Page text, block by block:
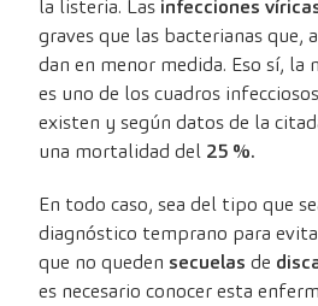
la listeria. Las infecciones
graves que las bacterianas que,
dan en menor medida. Eso sí,
es uno de los cuadros
existen y según datos de la
una mortalidad del 25 %.
En todo caso, sea del tipo que
diagnóstico temprano para
que no queden secuelas de
es necesario conocer esta